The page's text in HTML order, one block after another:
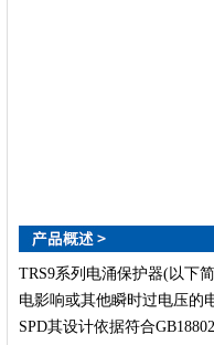
TRS9系列电涌保护器(以下
电影响或其他瞬时过电压的
SPD其设计依据符合